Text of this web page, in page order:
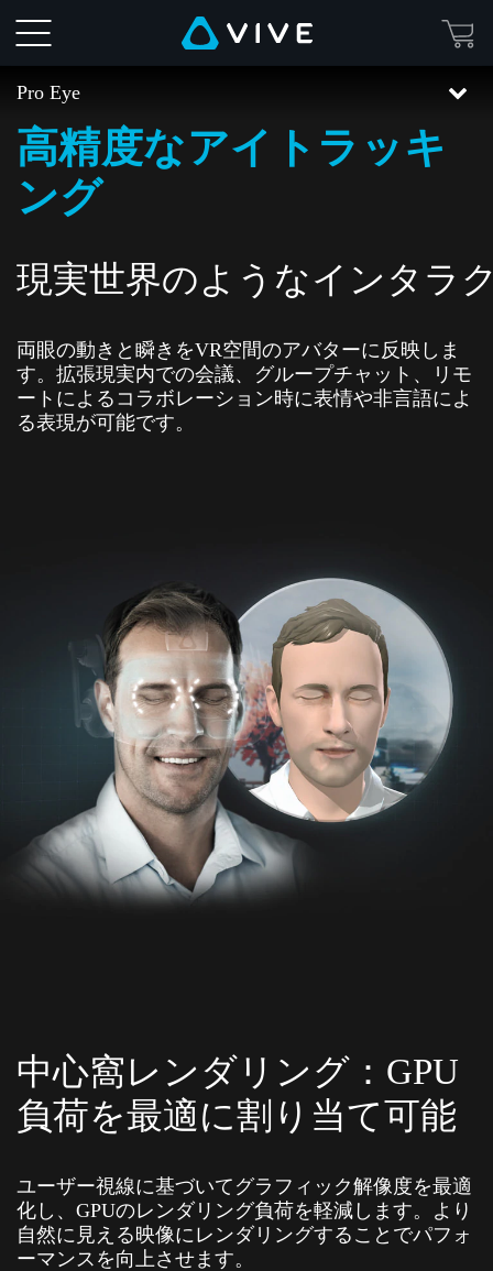
VIVE
Pro
Eye
特
VIVE
日
本
Pro Eye
高精度なアイトラッキ
ング
現実世界のようなインタラ
両眼の動きと瞬きをVR空間のアバターに反映しま
す。拡張現実内での会議、グループチャット、リモ
ートによるコラボレーション時に表情や非言語によ
る表現が可能です。
中心窩レンダリング：GPU
負荷を最適に割り当て可能
ユーザー視線に基づいてグラフィック解像度を最適
化し、GPUのレンダリング負荷を軽減します。より
自然に見える映像にレンダリングすることでパフォ
ーマンスを向上させます。